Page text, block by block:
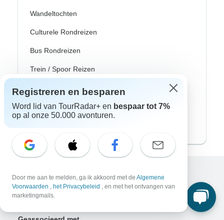
Wandeltochten
Culturele Rondreizen
Bus Rondreizen
Trein / Spoor Reizen
Strand Rondreizen
Familie Rondreizen
Excellent
10.000+reviews op
Registreren en besparen
Word lid van TourRadar+ en bespaar tot 7%
op al onze 50.000 avonturen.
Door me aan te melden, ga ik akkoord met de Algemene
Voorwaarden , het Privacybeleid , en met het ontvangen van
marketingmails.